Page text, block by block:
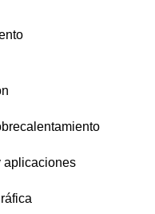
aplicaciones